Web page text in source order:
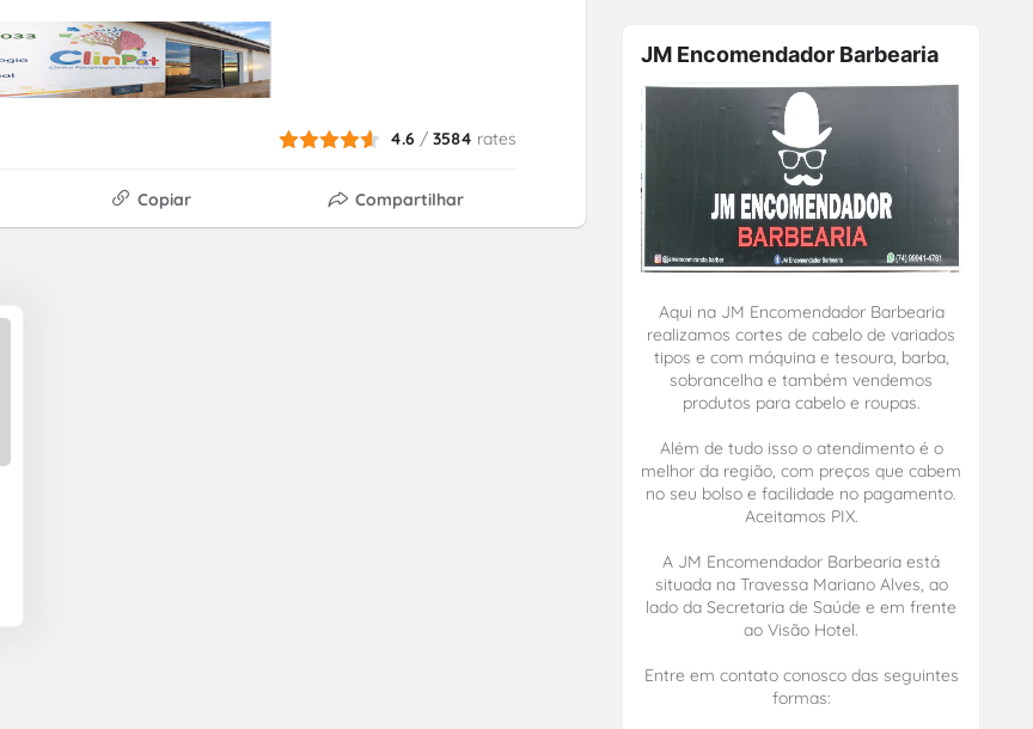
4.6 /3584 rates
Copiar Compartilhar
JM Encomendador Barbearia
Aqui na JM Encomendador Barbearia
realizamos cortes de cabelo de variados
tipos e com máquina e tesoura, barba,
sobrancelha e também vendemos
produtos para cabelo e roupas.
Além de tudo isso o atendimento é o
melhor da região, com preços que cabem
no seu bolso e facilidade no pagamento.
Aceitamos PIX.
A JM Encomendador Barbearia está
situada na Travessa Mariano Alves, ao
lado da Secretaria de Saúde e em frente
ao Visão Hotel.
Entre em contato conosco das seguintes
formas: